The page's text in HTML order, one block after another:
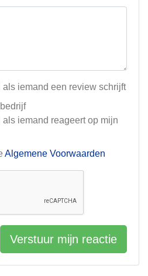
als iemand een review schrijft
iemand reageert op mijn
Algemene Voorwaarden
Verstuur mijn reactie